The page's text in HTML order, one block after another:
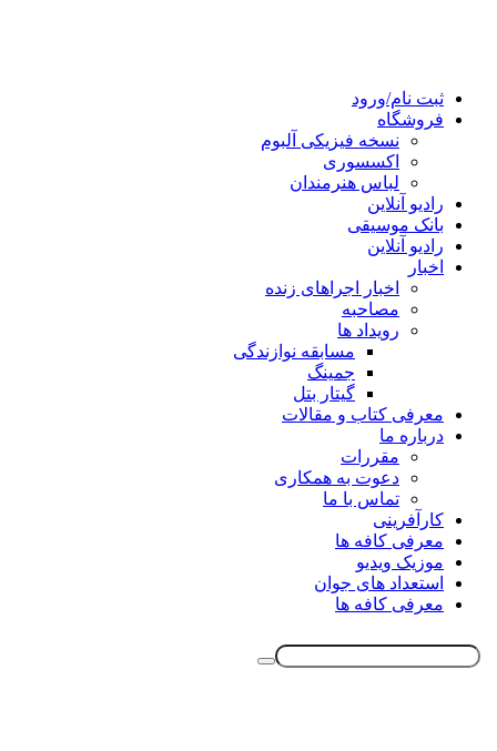
ثبت نام/ورود
فروشگاه
نسخه فیزیکی آلبوم
اکسسوری
لباس هنرمندان
رادیو آنلاین
بانک موسیقی
رادیو آنلاین
اخبار
اخبار اجراهای زنده
مصاحبه
رویداد ها
مسابقه نوازندگی
جمینگ
گیتار بتل
معرفی کتاب و مقالات
درباره ما
مقررات
دعوت به همکاری
تماس با ما
کارآفرینی
معرفی کافه ها
موزیک ویدیو
استعداد های جوان
معرفی کافه ها